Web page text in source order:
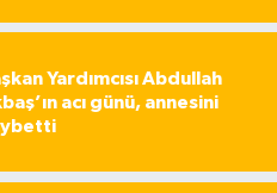
Yardımcısı Abdullah
acı günü, annesini